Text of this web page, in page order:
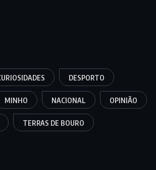
DESPORTO
MINHO NACIONAL OPINIÃO
TERRAS DE BOURO